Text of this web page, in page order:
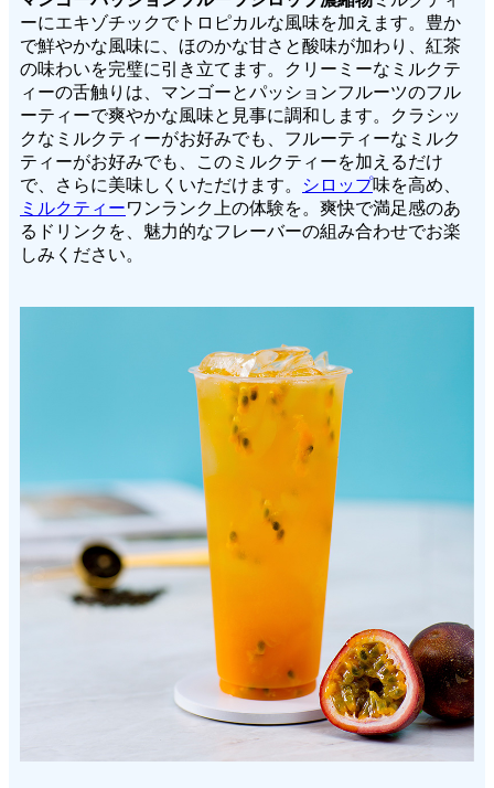
ーにエキゾチックでトロピカルな風味を加えます。豊か
で鮮やかな風味に、ほのかな甘さと酸味が加わり、紅茶
の味わいを完璧に引き立てます。クリーミーなミルクテ
ィーの舌触りは、マンゴーとパッションフルーツのフル
ーティーで爽やかな風味と見事に調和します。クラシッ
クなミルクティーがお好みでも、フルーティーなミルク
ティーがお好みでも、このミルクティーを加えるだけ
で、さらに美味しくいただけます。
シロップ味を高め、
ミルクティーワンランク上の体験を。爽快で満足感のあ
るドリンクを、魅力的なフレーバーの組み合わせでお楽
しみください。